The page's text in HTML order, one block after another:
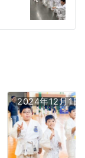
2024年12月1日